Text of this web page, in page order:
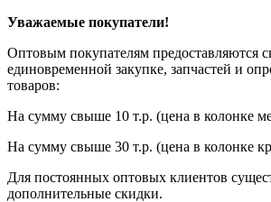
Уважаемые покупатели!
Оптовым покупателям предоставляются
единовременной закупке, запчастей и
товаров:
На сумму свыше 10 т.р. (цена в колонке
На сумму свыше 30 т.р. (цена в колонке
Для постоянных оптовых клиентов
дополнительные скидки.